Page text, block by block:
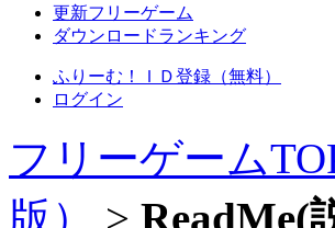
更新フリーゲーム
ダウンロードランキング
ふりーむ！ＩＤ登録（無料）
ログイン
フリーゲーム
版）
> ReadMe(